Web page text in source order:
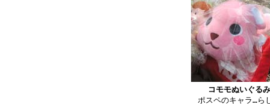
コモモぬいぐるみ
ポスペのキャラ…ら